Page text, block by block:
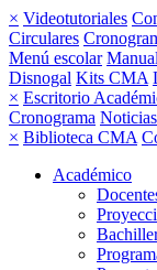
× Videotutoriales
Circulares
Menú escolar
Disnogal Kits CMA
× Escritorio
Cronograma Noticias
× Biblioteca CMA
Académico